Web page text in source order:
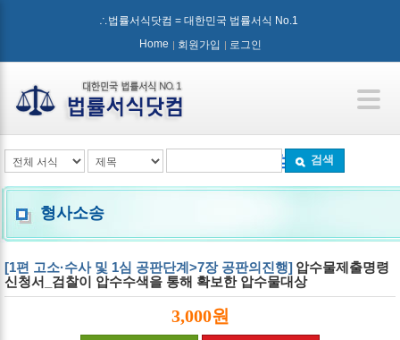
∴법률서식닷컴 = 대한민국 법률서식 No.1
Home
회원가입 로그인
검색
형사소송
[1편 고소·수사 및 1심 공판단계>7장 공판의진행] 압수물제출명령
신청서_검찰이 압수수색을 통해 확보한 압수물대상
3,000원